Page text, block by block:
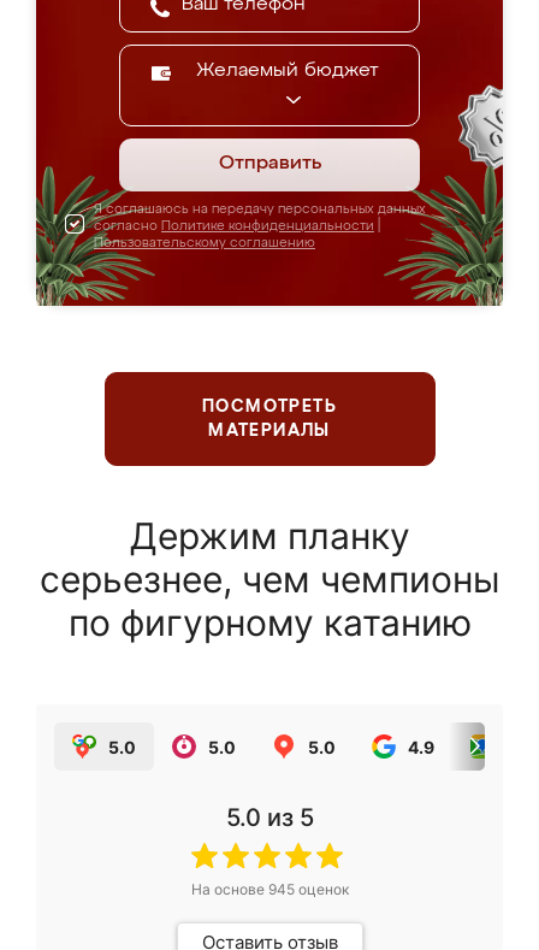
Желаемый бюджет
Отправить
Я соглашаюсь на передачу персональных данных
согласно Политике конфиденциальности
Пользовательскому соглашению
ПОСМОТРЕТЬ
МАТЕРИАЛЫ
Держим планку
серьезнее, чем чемпионы
по фигурному катанию
5.0 5.0 5.0 4.9
5.0 из 5
На основе 945оценок
Оставить отзыв